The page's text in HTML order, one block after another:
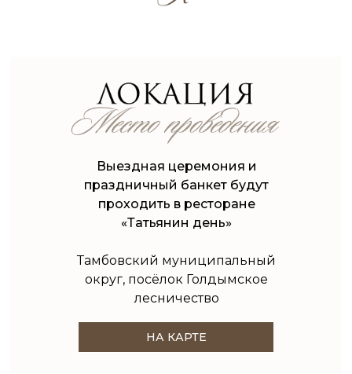
Выездная церемония и
праздничный банкет будут
проходить в ресторане
«Татьянин день»
Тамбовский муниципальный
округ, посёлок Голдымское
лесничество
НА КАРТЕ